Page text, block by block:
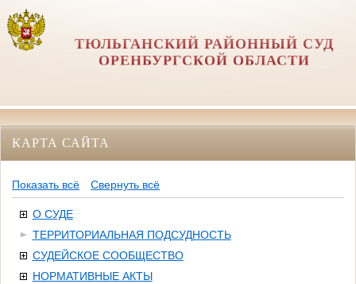
ТЮЛЬГАНСКИЙ РАЙОННЫЙ СУД
ОРЕНБУРГСКОЙ ОБЛАСТИ
КАРТА САЙТА
Показать всё Свернуть всё
О СУДЕ
ТЕРРИТОРИАЛЬНАЯ ПОДСУДНОСТЬ
СУДЕЙСКОЕ СООБЩЕСТВО
НОРМАТИВНЫЕ АКТЫ